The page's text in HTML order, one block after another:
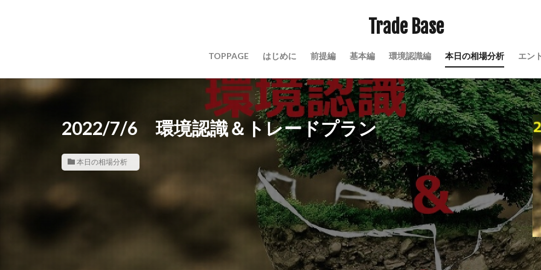
Trade Base
TOPPAGE はじめに 前提編 基本編 環境認識編 本日の相場分析 エン
2022/7/6 環境認識＆トレードプラン
本日の相場分析